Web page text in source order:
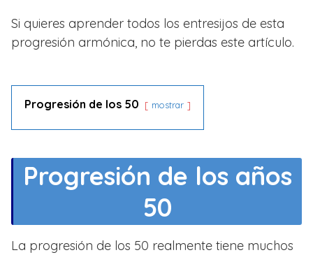
Si quieres aprender todos los entresijos de esta
progresión armónica, no te pierdas este artículo.
Progresión de los 50 mostrar
Progresión de los años
50
La progresión de los 50 realmente tiene muchos